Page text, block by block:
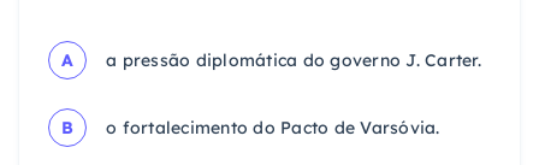
A a pressão diplomática do governo J. Carter.
B o fortalecimento do Pacto de Varsóvia.